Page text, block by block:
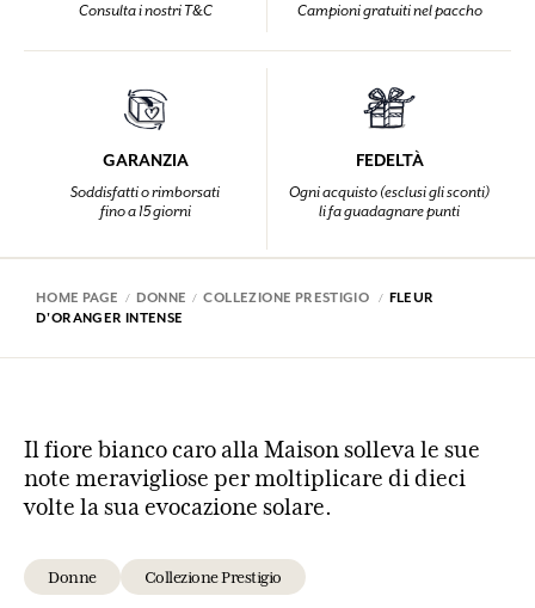
Consulta i nostri T&C Campioni gratuiti nel paccho
GARANZIA
Soddisfatti o rimborsati
fino a 15 giorni
FEDELTÀ
Ogni acquisto (esclusi gli sconti)
li fa guadagnare punti
HOME PAGE DONNE COLLEZIONE PRESTIGIO
FLEUR
D'ORANGER INTENSE
Il fiore bianco caro alla Maison solleva le sue
note meravigliose per moltiplicare di dieci
volte la sua evocazione solare.
Donne Collezione Prestigio